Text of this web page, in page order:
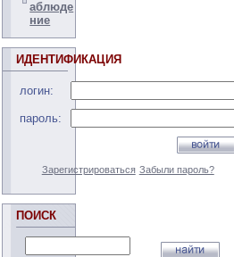
аблюде
ние
ИДЕНТИФИКАЦИЯ
логин:
пароль:
Зарегистрироваться Забыли пароль?
ПОИСК